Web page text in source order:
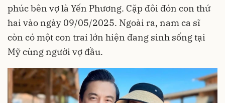
phúc bên vợ là Yến Phương. Cặp đôi đón con thứ
hai vào ngày 09/05/2025. Ngoài ra, nam ca sĩ
còn có một con trai lớn hiện đang sinh sống tại
Mỹ cùng người vợ đầu.